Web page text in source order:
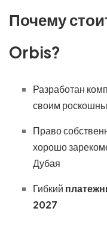
Почему
Orbis?
Разработан
своим
Право
хорошо
Дубая
Гибкий
2027